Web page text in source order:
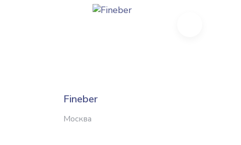
Fineber
Москва